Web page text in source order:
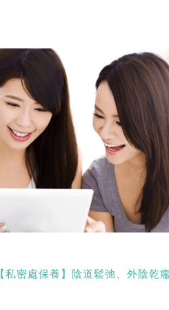
【私密處保養】陰道鬆弛、外陰